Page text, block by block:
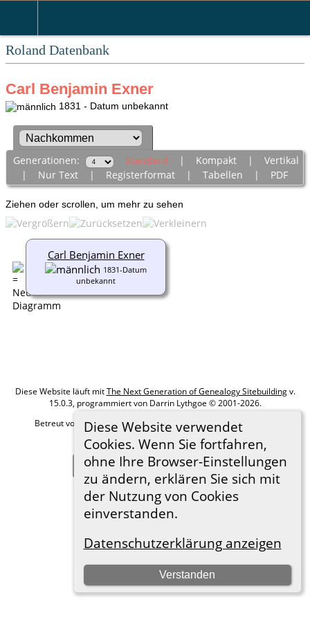
Roland Datenbank
Diese Website verwendet
Cookies. Wenn Sie fortfahren,
ohne Ihre Browser-Einstellungen
zu ändern, erklären Sie sich mit
der Nutzung von Cookies
einverstanden.
Datenschutzerklärung anzeigen
Verstanden
Carl Benjamin Exner
1831 - Datum unbekannt
Generationen: Standard | Kompakt| Vertikal
| Nur Text| Registerformat| Tabellen | PDF
Ziehen oder scrollen, um mehr zu sehen
Carl Benjamin Exner
1831-Datum
unbekannt
Diese Website läuft mitThe Next Generation of Genealogy Sitebuildingv.
15.0.3, programmiert von Darrin Lythgoe © 2001-2026.
Betreut von
Roland zu Dortmund e.V.. |Datenschutzerklärung
Hier geht es zum Impressum
Zur Desktop-Webseite wechseln